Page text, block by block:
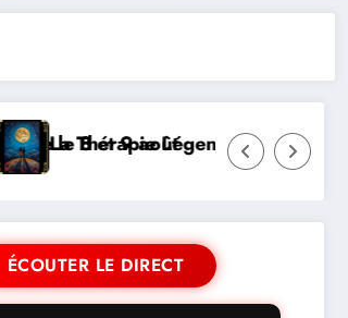
9 à Prayssac Expérience RADIO,
ÉCOUTER LE DIRECT